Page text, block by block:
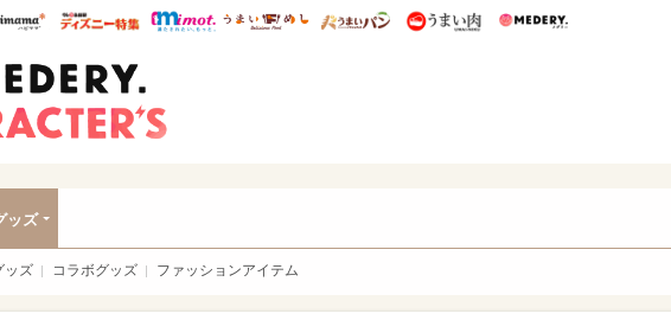
ぴあ総研ハピママ* ウレぴあ総研 ディズニー特集
mimot. うまいめし うまいパン うまい肉
ッズ
ッズ コラボグッズ ファッションアイテム